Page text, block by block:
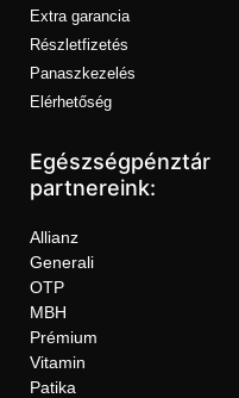
Extra garancia
Részletfizetés
Panaszkezelés
Elérhetőség
Egészségpénztár
partnereink:
Allianz
Generali
OTP
MBH
Prémium
Vitamin
Patika